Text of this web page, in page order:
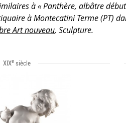
à « Panthère, albâtre début
à Montecatini Terme (PT)
Art nouveau, Sculpture.
XIXesiècle